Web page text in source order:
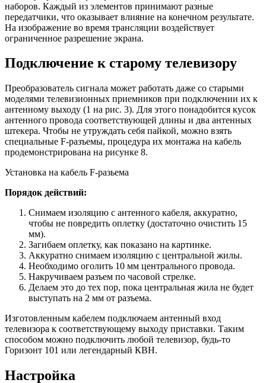
наборов. Каждый из элементов принимают разные
передатчики, что оказывает влияние на конечном результате.
На изображение во время трансляции воздействует
ограниченное разрешение экрана.
Подключение к старому телевизору
Преобразователь сигнала может работать даже со старыми
моделями телевизионных приемников при подключении их к
антенному выходу (1 на рис. 3). Для этого понадобится кусок
антенного провода соответствующей длины и два антенных
штекера. Чтобы не утруждать себя пайкой, можно взять
специальные F-разъемы, процедура их монтажа на кабель
продемонстрирована на рисунке 8.
Установка на кабель F-разьема
Порядок действий:
Снимаем изоляцию с антенного кабеля, аккуратно,
чтобы не повредить оплетку (достаточно очистить 15
мм).
Загибаем оплетку, как показано на картинке.
Аккуратно снимаем изоляцию с центральной жилы.
Необходимо оголить 10 мм центрального провода.
Накручиваем разъем по часовой стрелке.
Делаем это до тех пор, пока центральная жила не будет
выступать на 2 мм от разъема.
Изготовленным кабелем подключаем антенный вход
телевизора к соответствующему выходу приставки. Таким
способом можно подключить любой телевизор, будь-то
Горизонт 101 или легендарный КВН.
Настройка